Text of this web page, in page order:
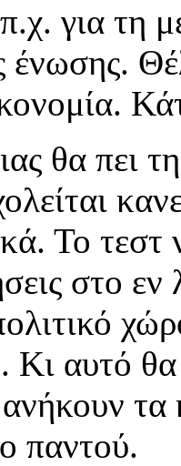
για τη
ένωσης.
θα πει
Το
στο
αυτό θα
παντού.